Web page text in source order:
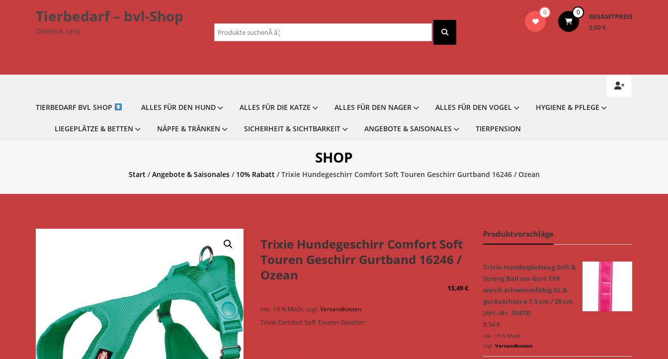
Tierbedarf – bvl-Shop
Dominik Lang
0 0 GESAMTPREIS
0,00 €
Suchen
nach:
TIERBEDARF BVL SHOP ALLES FÜR DEN HUND ALLES FÜR DIE KATZE ALLES FÜR DEN NAGER ALLES FÜR DEN VOGEL HYGIENE & PFLEGE
LIEGEPLÄTZE & BETTEN NÄPFE & TRÄNKEN SICHERHEIT & SICHTBARKEIT ANGEBOTE & SAISONALES TIERPENSION
SHOP
Start/Angebote & Saisonales/ 10% Rabatt/ Trixie Hundegeschirr Comfort Soft Touren Geschirr Gurtband 16246 / Ozean
Trixie Hundegeschirr Comfort Soft
Touren Geschirr Gurtband 16246 /
Ozean
13,49€
inkl. 19 % MwSt. zzgl.Versandkosten
Trixie Comfort Soft Touren Geschirr
Produktvorschläge
Trixie Hundespielzeug Soft &
Strong Ball am Gurt TPR
weich schwimmfähig XL &
geräuschlos ø 7,5 cm / 29 cm
(Art.-Nr. 33478)
8,54€
inkl. 19 % MwSt.
zzgl. Versandkosten